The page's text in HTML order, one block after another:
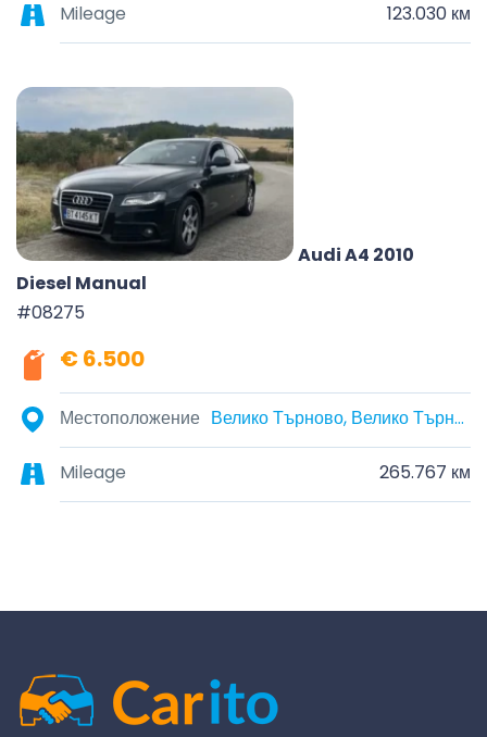
Mileage 123.030 км
Audi A4 2010
Diesel Manual
#08275
€ 6.500
Местоположение Велико Търново, Велико Търново, България
Mileage 265.767 км